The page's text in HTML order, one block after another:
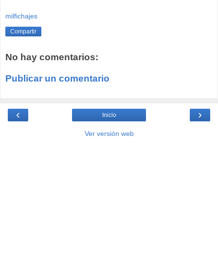
milfichajes
Compartir
No hay comentarios:
Publicar un comentario
‹ ›
Inicio
Ver versión web